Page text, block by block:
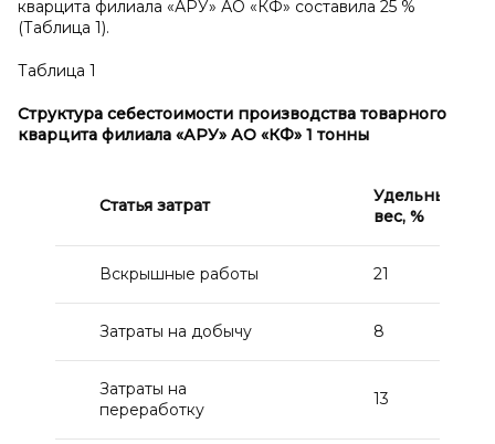
кварцита филиала «АРУ» АО «КФ» составила 25 %
(Таблица 1).
Таблица 1
Структура себестоимости производства товарного
кварцита филиала «АРУ» АО «КФ» 1 тонны
Статья затрат
Удельный
вес, %
Вскрышные работы 21
Затраты на добычу 8
Затраты на
переработку
13